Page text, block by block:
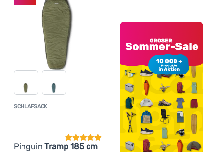
SCHLAFSACK
Pinguin Tramp 185 cm
Kundenbewertung